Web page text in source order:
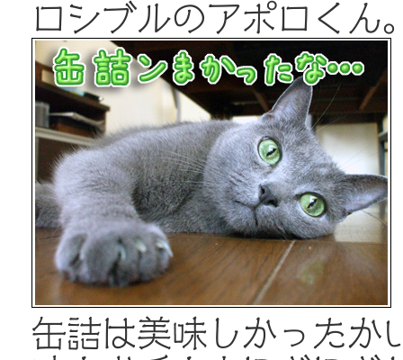
ロシブルのアポロくん
缶詰は美味しかったか